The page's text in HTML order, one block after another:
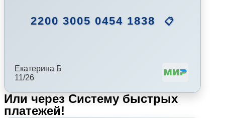
2200 3005 0454 1838 📋
Екатерина Б
11/26
Или через Систему быстрых
платежей!